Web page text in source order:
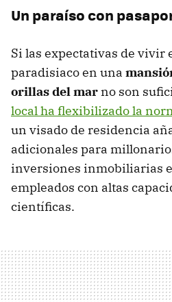
Un paraíso con
Si las expectativas de vivir
paradisiaco en una
orillas del mar no son
local ha flexibilizado la
un visado de residencia
adicionales para
inversiones inmobiliarias
empleados con altas
científicas.